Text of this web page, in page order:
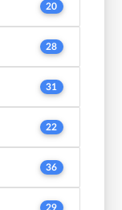
20
28
31
22
36
29